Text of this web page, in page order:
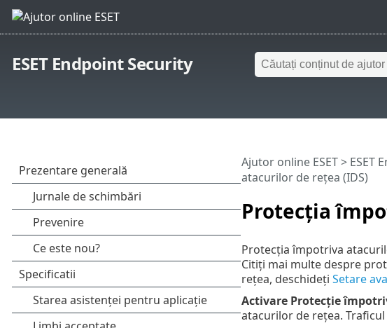
ESET Endpoint Security
Protecția
Ajutor online ESET> ESET
atacurilor de rețea (IDS)
Protecția împotriva
Citiți mai multe despre
rețea, deschideți Setare
Activare Protecție
atacurilor de rețea.